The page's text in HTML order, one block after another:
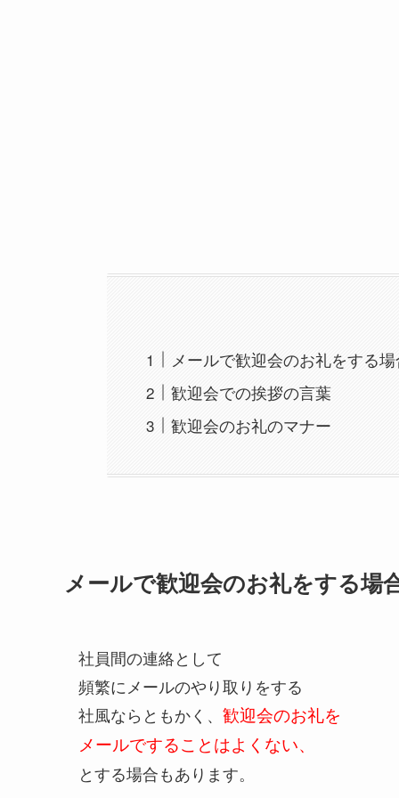
メールで歓迎会のお礼をする
歓迎会での挨拶の言葉
歓迎会のお礼のマナー
メールで歓迎会のお礼をする場
社員間の連絡として
頻繁にメールのやり取りをする
社風ならともかく、 歓迎会のお礼を
メールですることはよくない、
とする場合もあります。